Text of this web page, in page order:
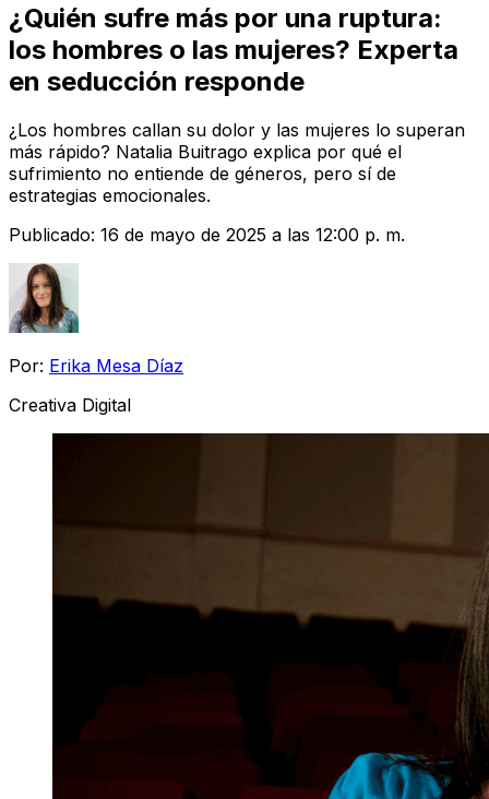
¿Quién sufre más por una ruptura:
los hombres o las mujeres? Experta
en seducción responde
¿Los hombres callan su dolor y las mujeres lo superan
más rápido? Natalia Buitrago explica por qué el
sufrimiento no entiende de géneros, pero sí de
estrategias emocionales.
Publicado: 16 de mayo de 2025 a las 12:00 p. m.
Por: Erika Mesa Díaz
Creativa Digital